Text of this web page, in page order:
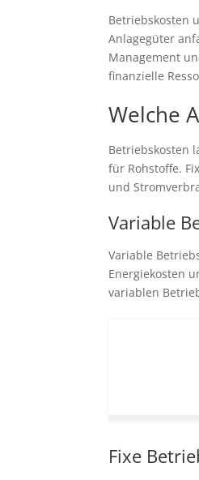
Betriebskosten
Anlagegüter
Management
finanzielle
Welche
Betriebskosten
für Rohstoffe.
und
Variable
Variable
Energiekosten
variablen
Fixe